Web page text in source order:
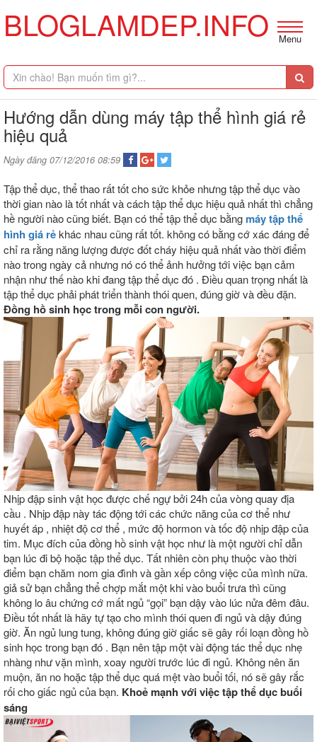
BLOGLAMDEP.INFO Menu
Hướng dẫn dùng máy tập thể hình giá rẻ
hiệu quả
Ngày đăng 07/12/2016 08:59
Tập thể dục, thể thao rất tốt cho sức khỏe nhưng tập thể dục vào
thời gian nào là tốt nhất và cách tập thể dục hiệu quả nhất thì chẳng
hề người nào cũng biết. Bạn có thể tập thể dục bằng máy tập thể
hình giá rẻkhác nhau cũng rất tốt. không có bằng cớ xác đáng để
chỉ ra rằng năng lượng được đốt cháy hiệu quả nhất vào thời điểm
nào trong ngày cả nhưng nó có thể ảnh hưởng tới việc bạn cảm
nhận như thế nào khi đang tập thể dục đó . Điều quan trọng nhất là
tập thể dục phải phát triển thành thói quen, đúng giờ và đều đặn.
Đồng hồ sinh học trong mỗi con người.
Nhịp đập sinh vật học được chế ngự bởi 24h của vòng quay địa
cầu . Nhịp đập này tác động tới các chức năng của cơ thể như
huyết áp , nhiệt độ cơ thể , mức độ hormon và tốc độ nhịp đập của
tim. Mục đích của đồng hồ sinh vật học như là một người chỉ dẫn
bạn lúc đi bộ hoặc tập thể dục. Tất nhiên còn phụ thuộc vào thời
điểm bạn chăm nom gia đình và gần xếp công việc của mình nữa.
giả sử bạn chẳng thể chợp mắt một khi vào buổi trưa thì cũng
không lo âu chứng cớ mất ngủ “gọi” bạn dậy vào lúc nửa đêm đâu.
Điều tốt nhất là hãy tự tạo cho mình thói quen đi ngủ và dậy đúng
giờ. Ăn ngủ lung tung, không đúng giờ giấc sẽ gây rối loạn đồng hồ
sinh học trong bạn đó . Bạn nên tập một vài động tác thể dục nhẹ
nhàng như vặn mình, xoay người trước lúc đi ngủ. Không nên ăn
muộn, ăn no hoặc tập thể dục quá mệt vào buổi tối, nó sẽ gây rắc
rối cho giấc ngủ của bạn. Khoẻ mạnh với việc tập thể dục buổi
sáng